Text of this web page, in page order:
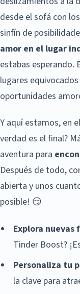
desde el sofá con
sinfín de
amor en el lugar
estabas esperando.
lugares
oportunidades
Y aquí estamos, en
verdad es el final?
aventura para
Después de todo,
abierta y unos
posible! 😏
Explora
Tinder Boost?
Personaliza tu
la clave para